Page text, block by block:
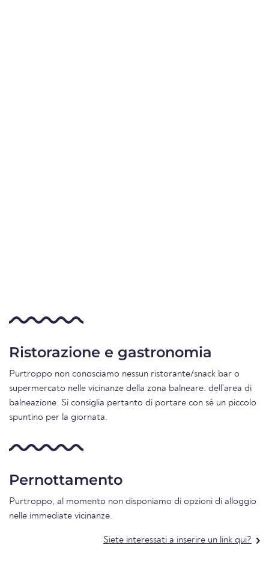
Ristorazione e gastronomia
Purtroppo non conosciamo nessun ristorante/snack bar o
supermercato nelle vicinanze della zona balneare. dell'area di
balneazione. Si consiglia pertanto di portare con sé un piccolo
spuntino per la giornata.
Pernottamento
Purtroppo, al momento non disponiamo di opzioni di alloggio
nelle immediate vicinanze.
Siete interessati a inserire un link qui?